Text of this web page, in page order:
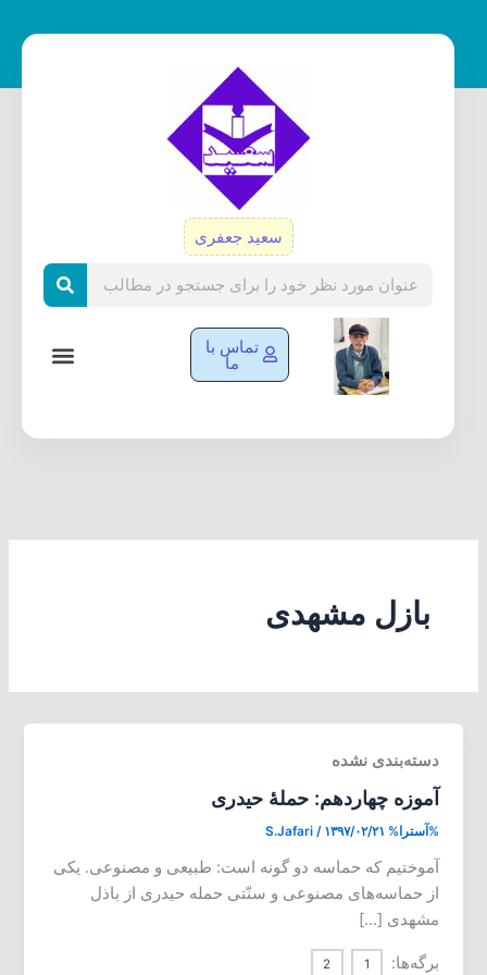
سعید جعفری
تماس با
ما
بازل مشهدی
دسته‌بندی نشده
آموزه چهاردهم: حملۀ حیدری
%آسترا% S.Jafari / ۱۳۹۷/۰۲/۲۱
آموختیم که حماسه دو گونه است: طبیعی و مصنوعی. یکی
از حماسه‌های مصنوعی و سنّتی حمله حیدری از باذل
مشهدی […]
برگه‌ها: 1
2